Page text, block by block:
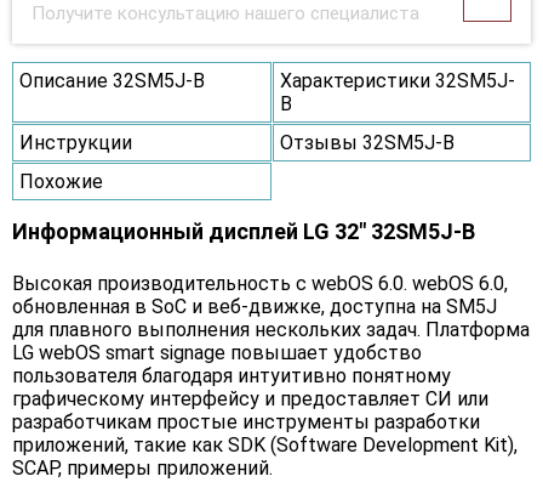
Получите консультацию нашего специалиста
Описание 32SM5J-B
Характеристики 32SM5J-
B
Инструкции
Отзывы 32SM5J-B
Похожие
Информационный дисплей LG 32" 32SM5J-B
Высокая производительность с webOS 6.0. webOS 6.0,
обновленная в SoC и веб-движке, доступна на SM5J
для плавного выполнения нескольких задач. Платформа
LG webOS smart signage повышает удобство
пользователя благодаря интуитивно понятному
графическому интерфейсу и предоставляет СИ или
разработчикам простые инструменты разработки
приложений, такие как SDK (Software Development Kit),
SCAP, примеры приложений.